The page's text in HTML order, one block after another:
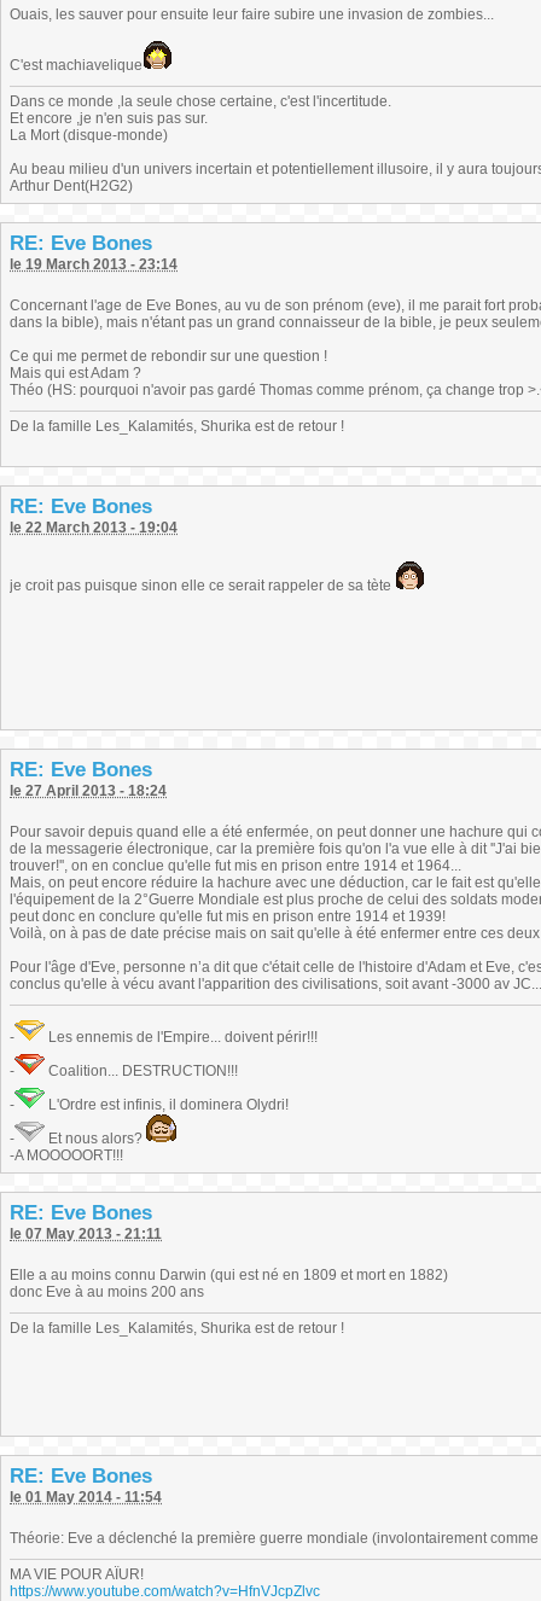
Ouais, les sauver pour ensuite leur faire subire une invasion de zombies...
C'est machiavelique
Dans ce monde ,la seule chose certaine, c'est l'incertitude.
Et encore ,je n'en suis pas sur.
La Mort (disque-monde)
Au beau milieu d'un univers incertain et potentiellement illusoire, il y aura
Arthur Dent(H2G2)
RE: Eve Bones
le 19 March 2013 - 23:14
Concernant l'age de Eve Bones, au vu de son prénom (eve), il me parait fort
dans la bible), mais n'étant pas un grand connaisseur de la bible, je peux
Ce qui me permet de rebondir sur une question !
Mais qui est Adam ?
Théo (HS: pourquoi n'avoir pas gardé Thomas comme prénom, ça change trop
De la famille Les_Kalamités, Shurika est de retour !
RE: Eve Bones
le 22 March 2013 - 19:04
je croit pas puisque sinon elle ce serait rappeler de sa tète
RE: Eve Bones
le 27 April 2013 - 18:24
Pour savoir depuis quand elle a été enfermée, on peut donner une hachure qui
de la messagerie électronique, car la première fois qu'on l'a vue elle à dit ''J'ai
trouver!'', on en conclue qu'elle fut mis en prison entre 1914 et 1964...
Mais, on peut encore réduire la hachure avec une déduction, car le fait est
l'équipement de la 2°Guerre Mondiale est plus proche de celui des soldats
peut donc en conclure qu'elle fut mis en prison entre 1914 et 1939!
Voilà, on à pas de date précise mais on sait qu'elle à été enfermer entre ces
Pour l'âge d'Eve, personne n’a dit que c'était celle de l'histoire d'Adam et Eve,
conclus qu'elle à vécu avant l'apparition des civilisations, soit avant -3000 av
-
Les ennemis de l'Empire... doivent périr!!!
-
Coalition... DESTRUCTION!!!
-
L'Ordre est infinis, il dominera Olydri!
-
Et nous alors?
-A MOOOOORT!!!
RE: Eve Bones
le 07 May 2013 - 21:11
Elle a au moins connu Darwin (qui est né en 1809 et mort en 1882)
donc Eve à au moins 200 ans
De la famille Les_Kalamités, Shurika est de retour !
RE: Eve Bones
le 01 May 2014 - 11:54
Théorie: Eve a déclenché la première guerre mondiale (involontairement
MA VIE POUR AÏUR!
https://www.youtube.com/watch?v=HfnVJcpZlvc